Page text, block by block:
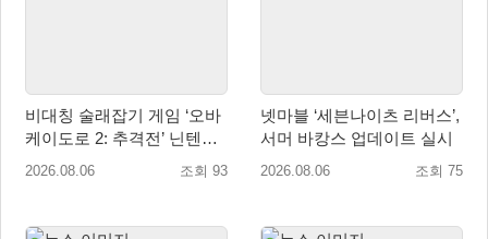
비대칭 술래잡기 게임 ‘오바
케이도로 2: 추격전’ 닌텐도
eShop 출시
2026.08.06 조회 93
넷마블 ‘세븐나이츠 리버스’,
서머 바캉스 업데이트 실시
2026.08.06 조회 75